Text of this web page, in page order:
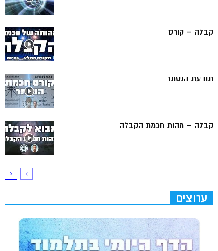
קבלה – קורס
תודעת הנסתר
קבלה – מהות חכמת הקבלה
ערוצים